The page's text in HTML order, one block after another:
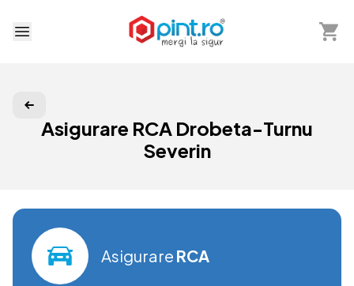
Deschide meniu
Arată
Asigurare RCA Drobeta-Turnu
Severin
Asigurare RCA